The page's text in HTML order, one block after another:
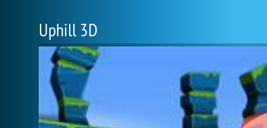
Uphill 3D